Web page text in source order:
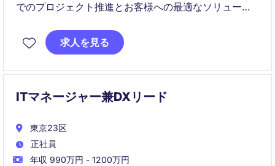
でのプロジェクト推進とお客様への最適なソリューシ
における専門知識を活かし、革新的なデジタル変革を
リードする役割です。
求人を見る
ITマネージャー兼DXリード
東京23区
正社員
年収 990万円 - 1200万円